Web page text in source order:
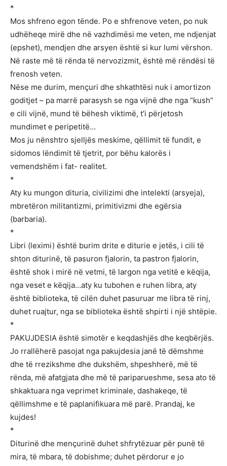
*
Mos shfreno egon tënde. Po e shfrenove veten, po nuk
udhëheqe mirë dhe në vazhdimësi me veten, me ndjenjat
(epshet), mendjen dhe arsyen është si kur lumi vërshon.
Në raste më të rënda të nervozizmit, është më rëndësi të
frenosh veten.
Nëse me durim, mençuri dhe shkathtësi nuk i amortizon
goditjet – pa marrë parasysh se nga vijnë dhe nga “kush”
e cili vijnë, mund të bëhesh viktimë, t’i përjetosh
mundimet e peripetitë…
Mos ju nënshtro sjelljës meskime, qëllimit të fundit, e
sidomos lëndimit të tjetrit, por bëhu kalorës i
vemendshëm i fat- realitet.
*
Aty ku mungon dituria, civilizimi dhe intelekti (arsyeja),
mbretëron militantizmi, primitivizmi dhe egërsia
(barbaria).
*
Libri (leximi) është burim drite e diturie e jetës, i cili të
shton diturinë, të pasuron fjalorin, ta pastron fjalorin,
është shok i mirë në vetmi, të largon nga vetitë e këqija,
nga veset e këqija…aty ku tubohen e ruhen libra, aty
është biblioteka, të cilën duhet pasuruar me libra të rinj,
duhet ruajtur, nga se biblioteka është shpirti i një shtëpie.
*
PAKUJDESIA është simotër e keqdashjës dhe keqbërjës.
Jo rrallëherë pasojat nga pakujdesia janë të dëmshme
dhe të rrezikshme dhe dukshëm, shpeshherë, më të
rënda, më afatgjata dhe më të pariparueshme, sesa ato të
shkaktuara nga veprimet kriminale, dashakeqe, të
qëllimshme e të paplanifikuara më parë. Prandaj, ke
kujdes!
*
Diturinë dhe mençurinë duhet shfrytëzuar për punë të
mira, të mbara, të dobishme; duhet përdorur e jo